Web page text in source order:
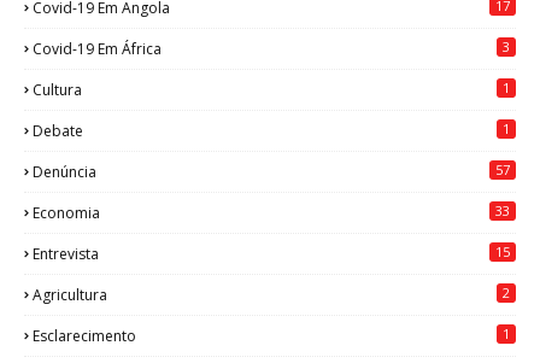
Covid-19 Em Angola 17
Covid-19 Em África 3
Cultura 1
Debate 1
Denúncia 57
Economia 33
Entrevista 15
Agricultura 2
Esclarecimento 1